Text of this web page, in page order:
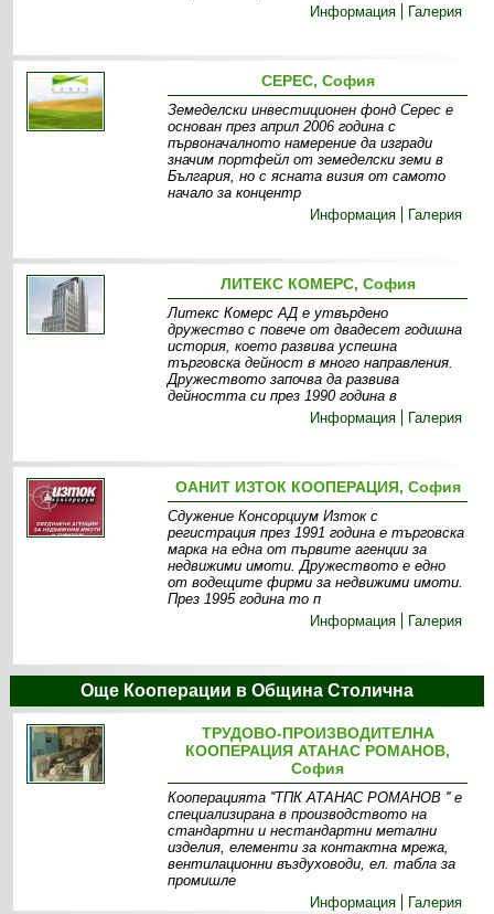
Информация
Галерия
СЕРЕС, София
Земеделски инвестиционен фонд Серес е
основан през април 2006 година с
първоначалното намерение да изгради
значим портфейл от земеделски земи в
България, но с ясната визия от самото
начало за концентр
Информация
Галерия
ЛИТЕКС КОМЕРС, София
Литекс Комерс АД е утвърдено
дружество с повече от двадесет годишна
история, което развива успешна
търговска дейност в много направления.
Дружеството започва да развива
дейността си през 1990 година в
Информация
Галерия
ОАНИТ ИЗТОК КООПЕРАЦИЯ, София
Сдужение Консорциум Изток с
регистрация през 1991 година е търговска
марка на една от първите агенции за
недвижими имоти. Дружеството е едно
от водещите фирми за недвижими имоти.
През 1995 година то п
Информация
Галерия
Още Кооперации в Община Столична
ТРУДОВО-ПРОИЗВОДИТЕЛНА
КООПЕРАЦИЯ АТАНАС РОМАНОВ,
София
Кооперацията ''ТПК АТАНАС РОМАНОВ '' е
специализирана в производството на
стандартни и нестандартни метални
изделия, елементи за контактна мрежа,
вентилационни въздуховоди, ел. табла за
промишле
Информация
Галерия